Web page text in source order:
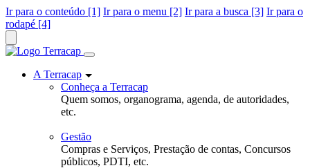
Ir para o conteúdo [1] Ir para o menu [2] Ir para a busca [3] Ir para o
rodapé [4]
A Terracap
Conheça a Terracap
Quem somos, organograma, agenda, de autoridades,
etc.
Gestão
Compras e Serviços, Prestação de contas, Concursos
públicos, PDTI, etc.